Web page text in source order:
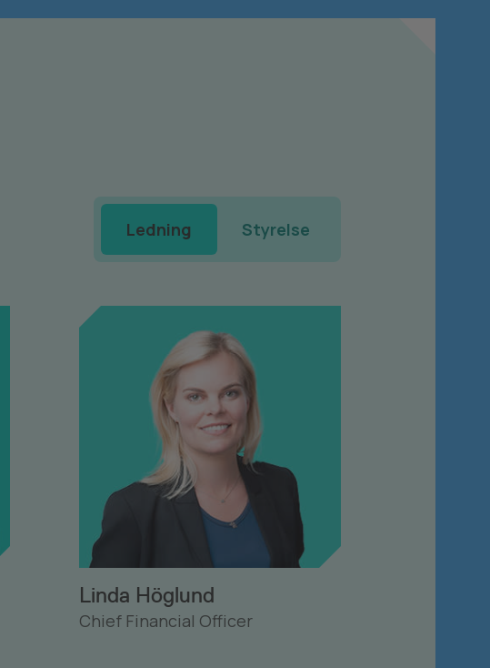
Ledning Styrelse
Linda Höglund
Chief Financial Officer